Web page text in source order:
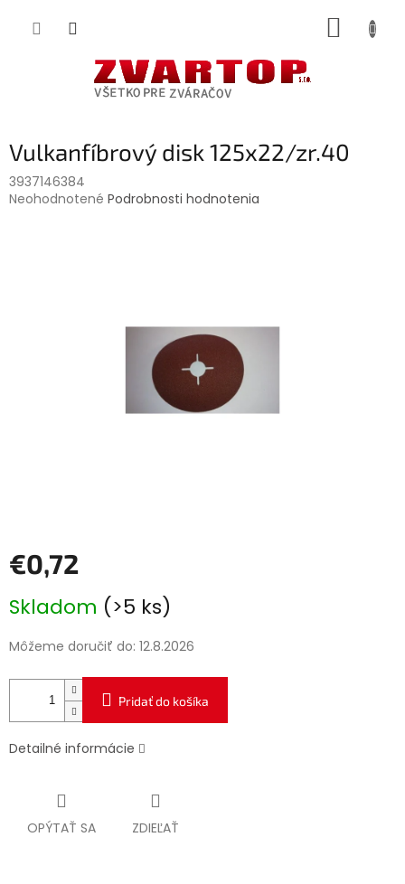
Vulkanfíbrový disk 125x22/zr.40
3937146384
Priemerné
Neohodnotené Podrobnosti hodnotenia
€0,72
cena:
Skladom (>5 ks)
Môžeme doručiť do: 12.8.2026
Pridať do košíka
Detailné informácie
OPÝTAŤ SA ZDIEĽAŤ